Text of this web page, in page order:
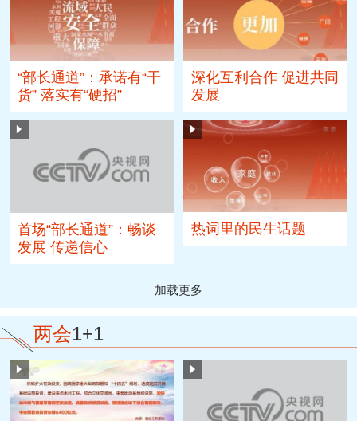
“部长通道”：承诺有“干
货” 落实有“硬招”
深化互利合作 促进共同
发展
首场“部长通道”：畅谈
发展 传递信心
热词里的民生话题
加载更多
两会1+1